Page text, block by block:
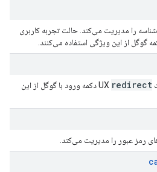
را مدیریت می‌کند. حالت تجربه کاربری
گوگل از این ویژگی استفاده می‌کنند.
redirect
دکمه ورود با گوگل از این
رمز عبور را مدیریت می‌کند.